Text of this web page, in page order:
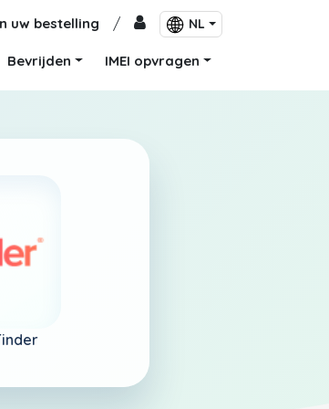
uw bestelling / NL
Bevrijden IMEI opvragen